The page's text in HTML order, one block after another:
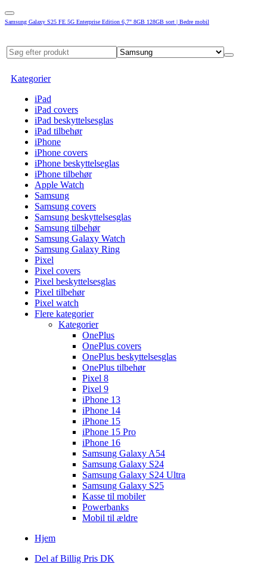
Samsung Galaxy S25 FE 5G Enterprise Edition 6,7" 8GB 128GB sort | Bedre mobil
Kategorier
iPad
iPad covers
iPad beskyttelsesglas
iPad tilbehør
iPhone
iPhone covers
iPhone beskyttelseglas
iPhone tilbehør
Apple Watch
Samsung
Samsung covers
Samsung beskyttelsesglas
Samsung tilbehør
Samsung Galaxy Watch
Samsung Galaxy Ring
Pixel
Pixel covers
Pixel beskyttelsesglas
Pixel tilbehør
Pixel watch
Flere kategorier
Kategorier
OnePlus
OnePlus covers
OnePlus beskyttelsesglas
OnePlus tilbehør
Pixel 8
Pixel 9
iPhone 13
iPhone 14
iPhone 15
iPhone 15 Pro
iPhone 16
Samsung Galaxy A54
Samsung Galaxy S24
Samsung Galaxy S24 Ultra
Samsung Galaxy S25
Kasse til mobiler
Powerbanks
Mobil til ældre
Hjem
Del af Billig Pris DK